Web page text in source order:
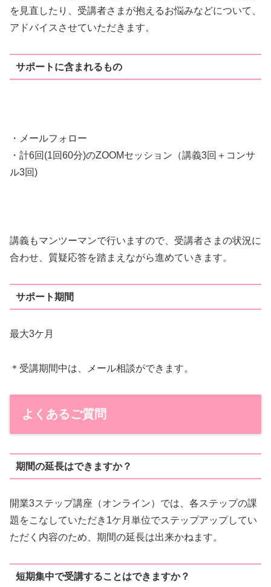
を見直したり、受講者さまが抱えるお悩みなどについて、
アドバイスさせていただきます。
サポートに含まれるもの
・メールフォロー
・計6回(1回60分)のZOOMセッション（講義3回＋コンサ
ル3回)
講義もマンツーマンで行いますので、受講者さまの状況に
合わせ、質疑応答を踏まえながら進めていきます。
サポート期間
最大3ケ月
＊受講期間中は、メール相談ができます。
よくあるご質問
期間の延長はできますか？
開業3ステップ講座（オンライン）では、各ステップの課
題をこなしていただき1ケ月単位でステップアップしてい
ただく内容のため、期間の延長は出来かねます。
短期集中で受講することはできますか？